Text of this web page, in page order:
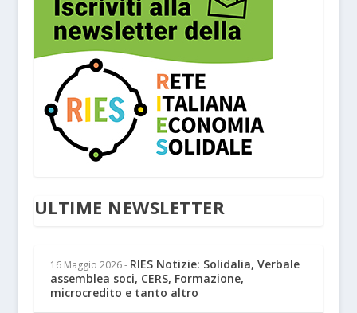
ULTIME NEWSLETTER
16 Maggio 2026 - RIES Notizie: Solidalia, Verbale
assemblea soci, CERS, Formazione,
microcredito e tanto altro